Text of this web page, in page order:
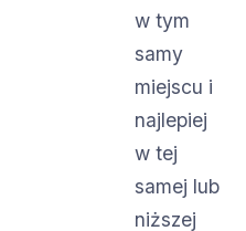
w tym
samy
miejscu i
najlepiej
w tej
samej lub
niższej